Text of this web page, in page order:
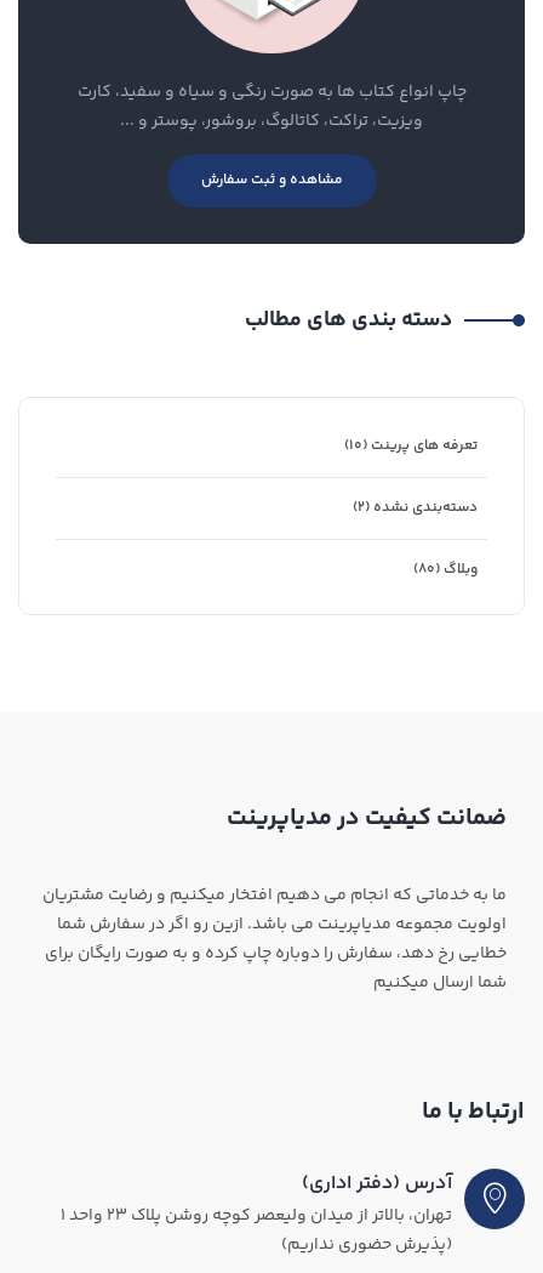
چاپ انواع کتاب ها به صورت رنگی و سیاه و سفید، کارت
ویزیت، تراکت، کاتالوگ، بروشور، پوستر و ...
مشاهده و ثبت سفارش
دسته بندی های مطالب
تعرفه های پرینت (۱۰)
دسته‌بندی نشده (۲)
وبلاگ (۸۰)
ضمانت کیفیت در مدیاپرینت
ما به خدماتی که انجام می دهیم افتخار میکنیم و رضایت مشتریان
اولویت مجموعه مدیاپرینت می باشد. ازین رو اگر در سفارش شما
خطایی رخ دهد، سفارش را دوباره چاپ کرده و به صورت رایگان برای
شما ارسال میکنیم
ارتباط با ما
آدرس (دفتر اداری)
تهران، بالاتر از میدان ولیعصر کوچه روشن پلاک ۲۳ واحد ۱
(پذیرش حضوری نداریم)